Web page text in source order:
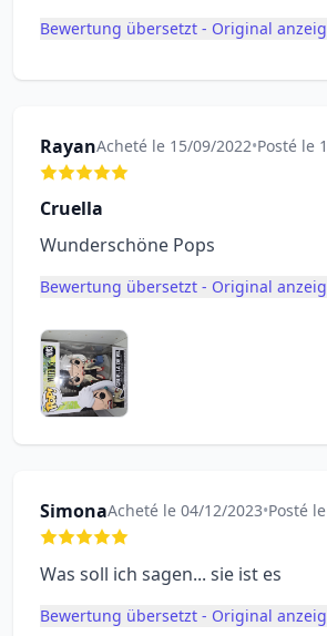
Bewertung übersetzt - Original
RayanAcheté le 15/09/2022•Posté le
Cruella
Wunderschöne Pops
Bewertung übersetzt - Original
SimonaAcheté le 04/12/2023•Posté
Was soll ich sagen... sie ist es
Bewertung übersetzt - Original